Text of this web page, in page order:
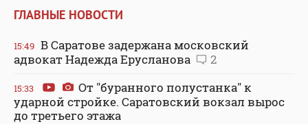
ГЛАВНЫЕ НОВОСТИ
15:49 В Саратове задержана московский
адвокат Надежда Ерусланова
2
15:33
От "буранного полустанка" к
ударной стройке. Саратовский вокзал вырос
до третьего этажа